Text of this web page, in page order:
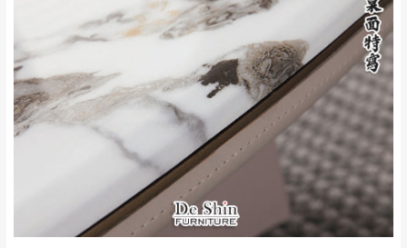
基隆
$ 9,000以上：免
$ 9,000以下：
NT$500元
＊A108產品另收運費
基隆山區
$ 9,000以上：免
運費
$ 9,000以下：
NT$500元
＊A108產品另收運費
卓蘭鎮、三灣、通
霄山區、西湖、泰
安鄉、大湖鄉、頭
屋、獅潭鄉
費用將由買方自行支付。
因大型傢俱有組裝、配送的問題，並非一般
快速到貨商品，無法指定特定時間送達，司
機當天到貨前皆會再與您通知，讓你不用整
天在家等貨，以節省您的寶貴時間。
由於百貨公司配送較為不易，故暫無法配送
至百貨公司內部。
發票寄送：
若您選擇三聯式或索取兩聯式發票，發票將於商品